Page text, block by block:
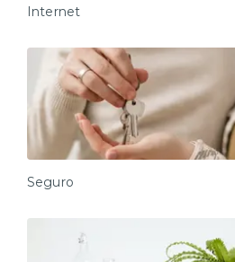
Internet
Seguro